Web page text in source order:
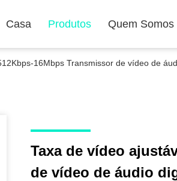
Casa Produtos Quem Somos
16Mbps Transmissor de vídeo de
Taxa de vídeo
de vídeo de áudio